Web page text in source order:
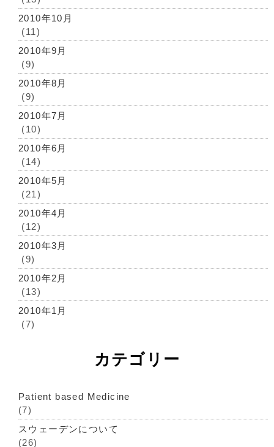
2010年10月
(11)
2010年9月
(9)
2010年8月
(9)
2010年7月
(10)
2010年6月
(14)
2010年5月
(21)
2010年4月
(12)
2010年3月
(9)
2010年2月
(13)
2010年1月
(7)
カテゴリー
Patient based Medicine
(7)
スウェーデンについて
(26)